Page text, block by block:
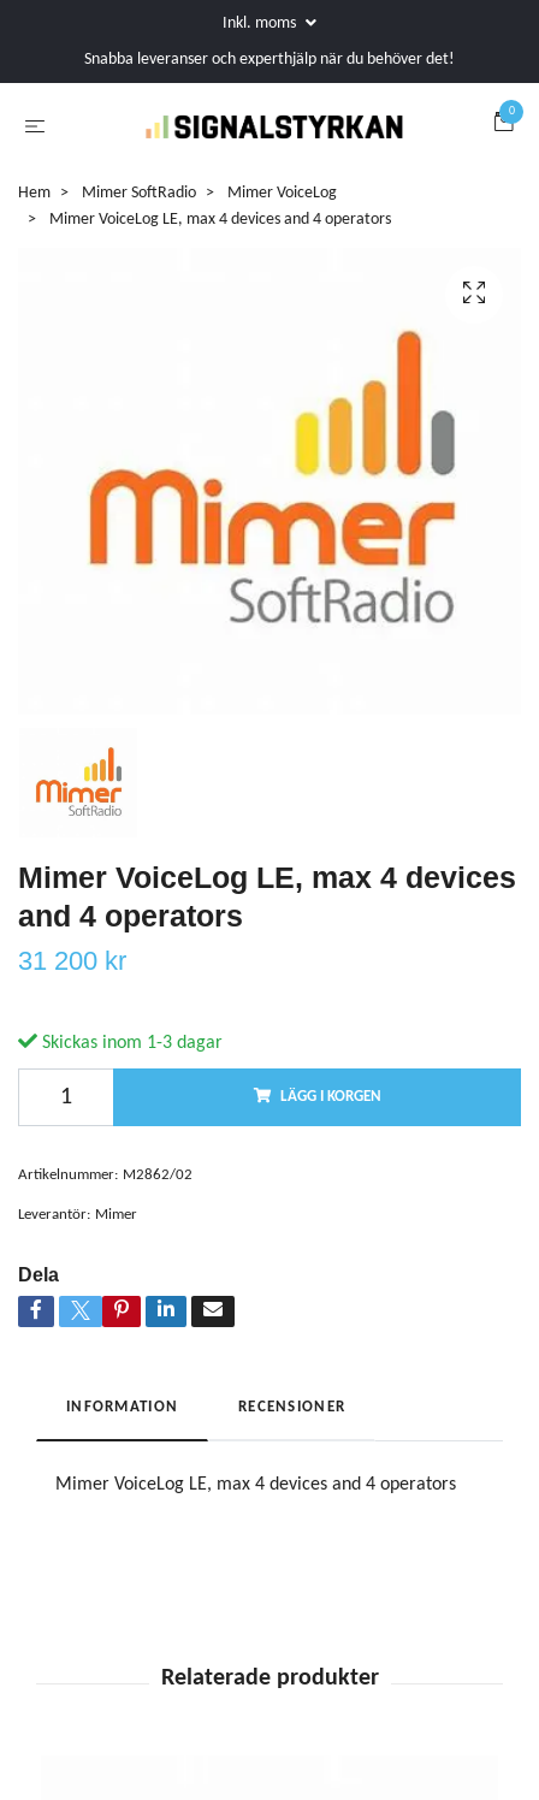
Inkl. moms
Snabba leveranser och experthjälp när du behöver det!
0
Hem Mimer SoftRadio
Mimer VoiceLog
Mimer VoiceLog LE, max 4 devices and 4 operators
Mimer VoiceLog LE, max 4 devices
and 4 operators
31 200 kr
Skickas inom 1-3 dagar
LÄGG I KORGEN
Artikelnummer: M2862/02
Leverantör: Mimer
Dela
INFORMATION RECENSIONER
Mimer VoiceLog LE, max 4 devices and 4 operators